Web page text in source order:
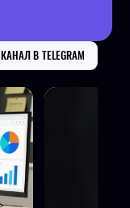
КАНАЛ В TELEGRAM